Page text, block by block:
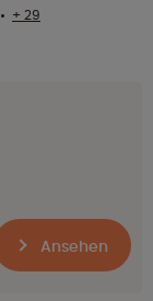
+ 29
Ansehen